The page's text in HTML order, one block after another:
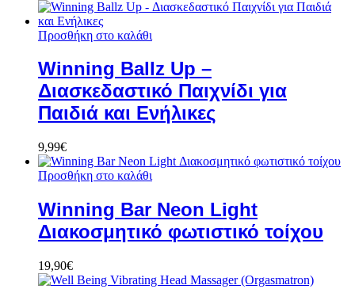
Προσθήκη στο καλάθι
Winning Ballz Up –
Διασκεδαστικό Παιχνίδι για
Παιδιά και Ενήλικες
9,99€
Προσθήκη στο καλάθι
Winning Bar Neon Light
Διακοσμητικό φωτιστικό τοίχου
19,90€